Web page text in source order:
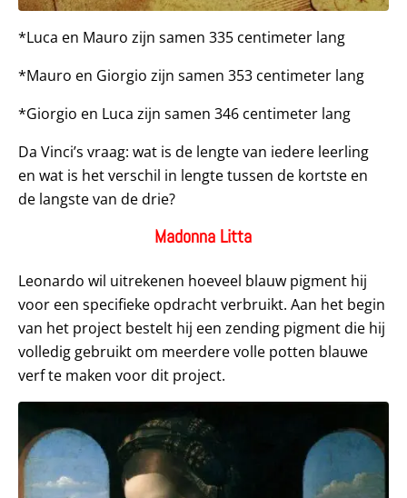
*Luca en Mauro zijn samen 335 centimeter lang
*Mauro en Giorgio zijn samen 353 centimeter lang
*Giorgio en Luca zijn samen 346 centimeter lang
Da Vinci’s vraag: wat is de lengte van iedere leerling
en wat is het verschil in lengte tussen de kortste en
de langste van de drie?
Madonna Litta
Leonardo wil uitrekenen hoeveel blauw pigment hij
voor een specifieke opdracht verbruikt. Aan het begin
van het project bestelt hij een zending pigment die hij
volledig gebruikt om meerdere volle potten blauwe
verf te maken voor dit project.